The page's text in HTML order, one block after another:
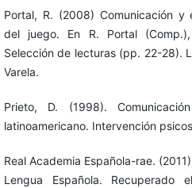
Portal, R. (2008) Comunicación y
del juego. En R. Portal
Selección de lecturas (pp. 22-28).
Varela.
Prieto, D. (1998).
latinoamericano. Intervención
Real Academia Española-rae.
Lengua Española.